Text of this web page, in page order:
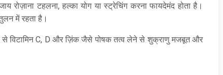
रोज़ाना टहलना, हल्का योग या स्ट्रेचिंग करना फायदेमंद होता है।
में रहता है।
से विटामिन C, D और ज़िंक जैसे पोषक तत्व लेने से शुक्राणु मजबूत और